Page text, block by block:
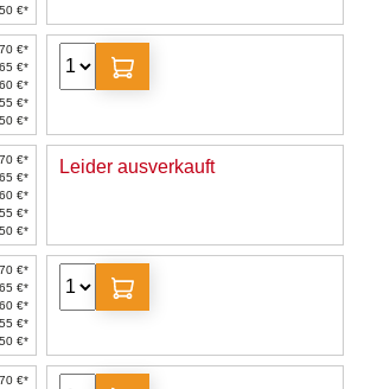
€*
€*
€*
€*
€*
€*
€*
€*
€*
€*
€*
Leider ausverkauft
€*
€*
€*
€*
€*
€*